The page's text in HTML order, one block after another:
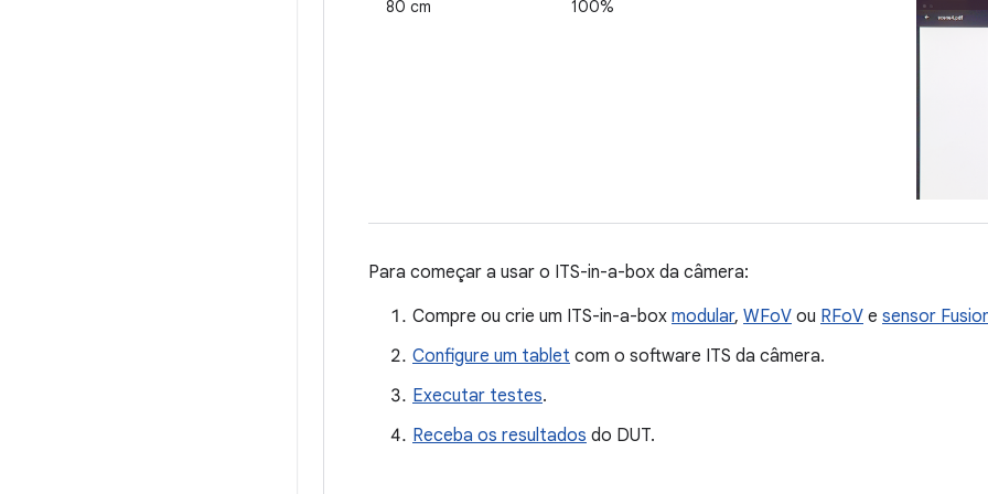
80 cm 100%
Para começar a usar o ITS-in-a-box da câmera:
Compre ou crie um ITS-in-a-box modular, WFoV ou RFoV e sensor
Configure um tablet com o software ITS da câmera.
Executar testes.
Receba os resultados do DUT.